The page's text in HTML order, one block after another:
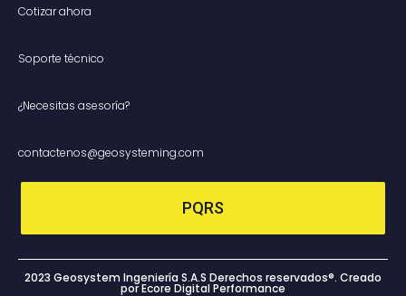
Cotizar ahora
Soporte técnico
¿Necesitas asesoría?
contactenos@geosysteming.com
PQRS
2023 Geosystem Ingeniería S.A.S Derechos reservados®. Creado
por Ecore Digital Performance